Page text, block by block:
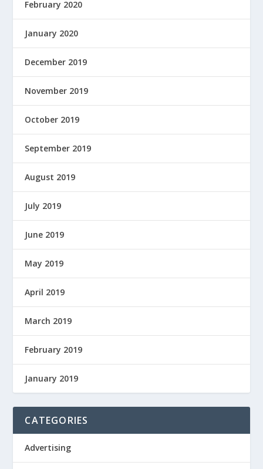
February 2020
January 2020
December 2019
November 2019
October 2019
September 2019
August 2019
July 2019
June 2019
May 2019
April 2019
March 2019
February 2019
January 2019
CATEGORIES
Advertising